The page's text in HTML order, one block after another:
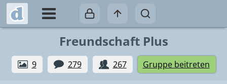
Freundschaft Plus
9 279 267 Gruppe beitreten